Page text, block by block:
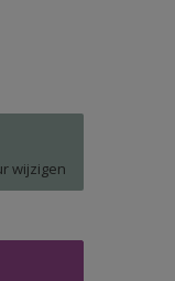
wijzigen